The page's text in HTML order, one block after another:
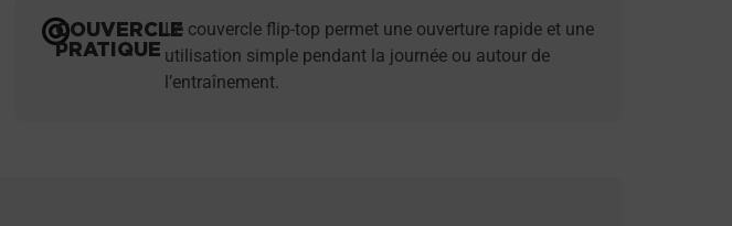
COUVERCLE
PRATIQUE
Le couvercle flip-top permet une ouverture rapide et une
utilisation simple pendant la journée ou autour de
l’entraînement.